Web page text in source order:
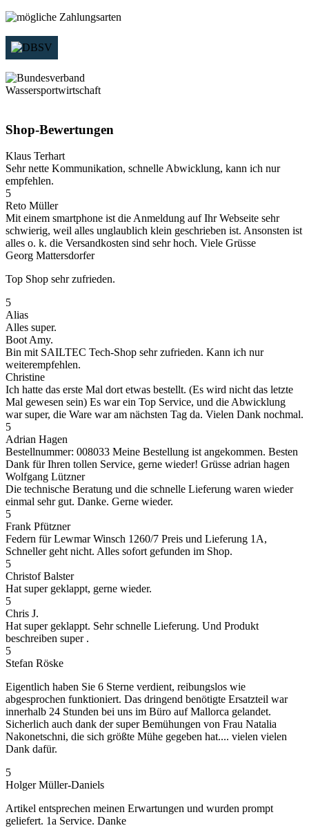
Shop-Bewertungen
Klaus Terhart
Sehr nette Kommunikation, schnelle Abwicklung, kann ich nur
empfehlen.
5
Reto Müller
Mit einem smartphone ist die Anmeldung auf Ihr Webseite sehr
schwierig, weil alles unglaublich klein geschrieben ist. Ansonsten ist
alles o. k. die Versandkosten sind sehr hoch. Viele Grüsse
Georg Mattersdorfer
Top Shop sehr zufrieden.
5
Alias
Alles super.
Boot Amy.
Bin mit SAILTEC Tech-Shop sehr zufrieden. Kann ich nur
weiterempfehlen.
Christine
Ich hatte das erste Mal dort etwas bestellt. (Es wird nicht das letzte
Mal gewesen sein) Es war ein Top Service, und die Abwicklung
war super, die Ware war am nächsten Tag da. Vielen Dank nochmal.
5
Adrian Hagen
Bestellnummer: 008033 Meine Bestellung ist angekommen. Besten
Dank für Ihren tollen Service, gerne wieder! Grüsse adrian hagen
Wolfgang Lützner
Die technische Beratung und die schnelle Lieferung waren wieder
einmal sehr gut. Danke. Gerne wieder.
5
Frank Pfützner
Federn für Lewmar Winsch 1260/7 Preis und Lieferung 1A,
Schneller geht nicht. Alles sofort gefunden im Shop.
5
Christof Balster
Hat super geklappt, gerne wieder.
5
Chris J.
Hat super geklappt. Sehr schnelle Lieferung. Und Produkt
beschreiben super .
5
Stefan Röske
Eigentlich haben Sie 6 Sterne verdient, reibungslos wie
abgesprochen funktioniert. Das dringend benötigte Ersatzteil war
innerhalb 24 Stunden bei uns im Büro auf Mallorca gelandet.
Sicherlich auch dank der super Bemühungen von Frau Natalia
Nakonetschni, die sich größte Mühe gegeben hat.... vielen vielen
Dank dafür.
5
Holger Müller-Daniels
Artikel entsprechen meinen Erwartungen und wurden prompt
geliefert. 1a Service. Danke